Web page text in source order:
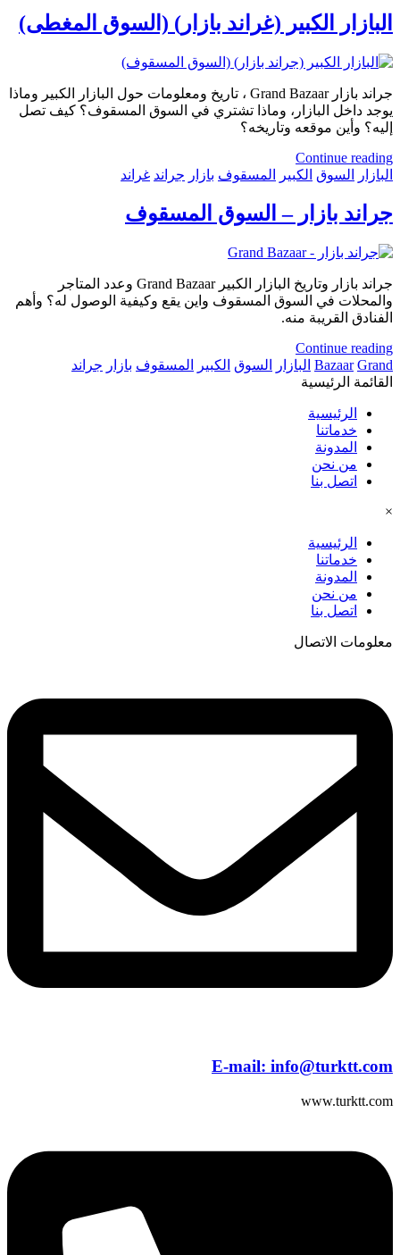
البازار الكبير (غراند بازار) (السوق المغطى)
جراند بازار Grand Bazaar ، تاريخ ومعلومات حول البازار الكبير وماذا
يوجد داخل البازار، وماذا تشتري في السوق المسقوف؟ كيف تصل
إليه؟ وأين موقعه وتاريخه؟
Continue reading
البازار
السوق الكبير المسقوف بازار جراند غراند
جراند بازار – السوق المسقوف
جراند بازار وتاريخ البازار الكبير Grand Bazaar وعدد المتاجر
والمحلات في السوق المسقوف واين يقع وكيفية الوصول له؟ وأهم
الفنادق القريبة منه.
Continue reading
Bazaar Grand البازار السوق الكبير المسقوف بازار جراند
القائمة الرئيسية
الرئيسية
خدماتنا
المدونة
من نحن
اتصل بنا
×
الرئيسية
خدماتنا
المدونة
من نحن
اتصل بنا
معلومات الاتصال
E-mail: info@turktt.com
www.turktt.com